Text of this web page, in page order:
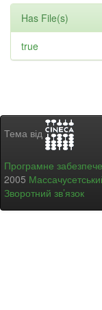
Has File(s)
true
Тема від
Програмне
2005
Зворотний зв’язок